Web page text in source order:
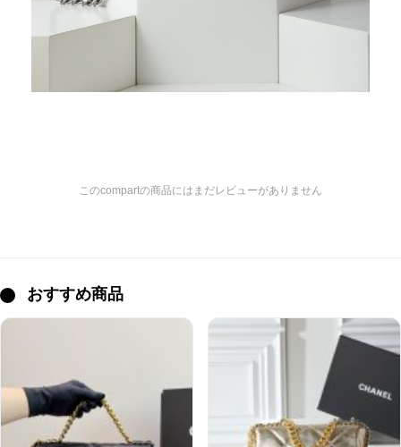
このcompartの商品にはまだレビューがありません
おすすめ商品